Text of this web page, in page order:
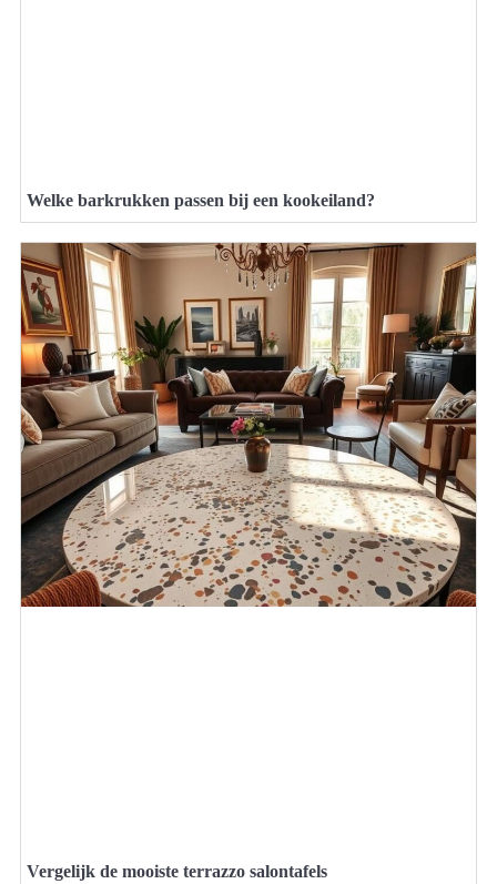
Welke barkrukken passen bij een kookeiland?
Vergelijk de mooiste terrazzo salontafels